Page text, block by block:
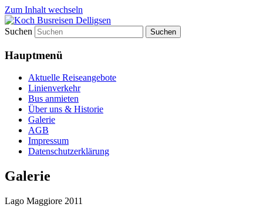
Zum Inhalt wechseln
Koch Busreisen Delligsen
Koch Busreisen bietet Tagesfahrten und
Urlaubsfahrten sowie Skiurlaub und
Schulbusverkehr
Suchen
Hauptmenü
Aktuelle Reiseangebote
Linienverkehr
Bus anmieten
Über uns & Historie
Galerie
AGB
Impressum
Datenschutzerklärung
Galerie
Lago Maggiore 2011